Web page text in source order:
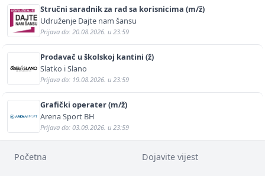
Stručni saradnik za rad sa korisnicima (m/ž)
Udruženje Dajte nam šansu
Prijava do: 20.08.2026. u 23:59
Prodavač u školskoj kantini (ž)
Slatko i Slano
Prijava do: 19.08.2026. u 23:59
Grafički operater (m/ž)
Arena Sport BH
Prijava do: 03.09.2026. u 23:59
Početna Dojavite vijest